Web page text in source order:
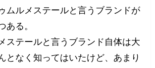
ムルメステールと言うブランドが
ある。
ステールと言うブランド自体は大
となく知ってはいたけど、あまり